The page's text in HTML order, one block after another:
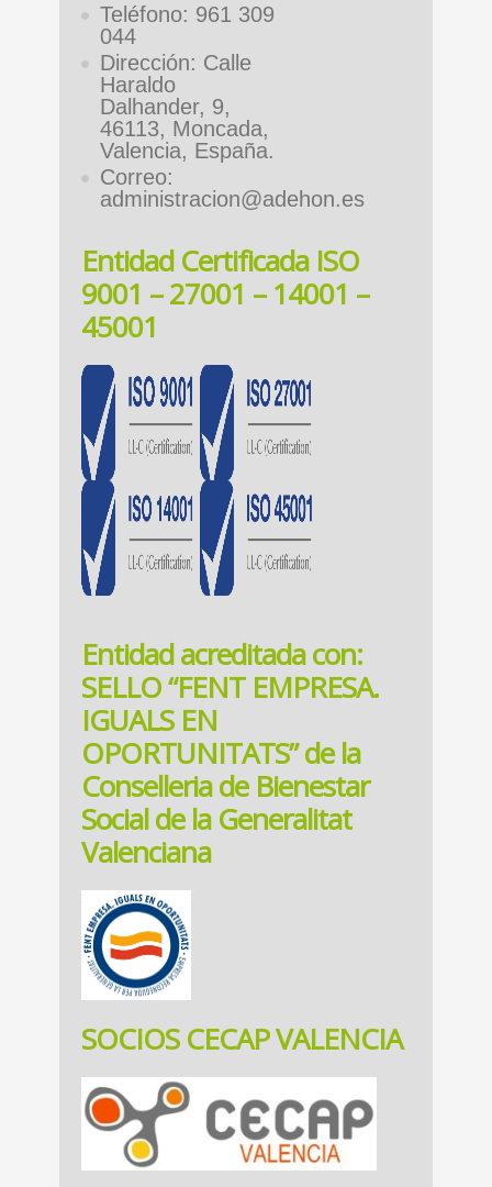
Teléfono: 961 309
044
Dirección: Calle
Haraldo
Dalhander, 9,
46113, Moncada,
Valencia, España.
Correo:
administracion@adehon.es
Entidad Certificada ISO
9001 – 27001 – 14001 –
45001
Entidad acreditada con:
SELLO “FENT EMPRESA.
IGUALS EN
OPORTUNITATS” de la
Conselleria de Bienestar
Social de la Generalitat
Valenciana
SOCIOS CECAP VALENCIA